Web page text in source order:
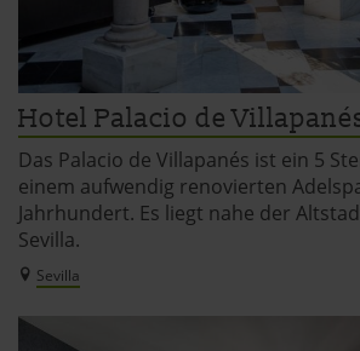
Hotel Palacio de
Das Palacio de Villapanés ist ein 5
einem aufwendig renovierten
Jahrhundert. Es liegt nahe der
Sevilla.
Sevilla